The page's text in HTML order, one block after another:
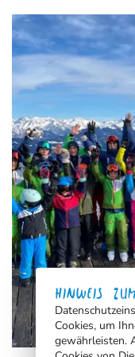
HINWEIS
Cookies, um
gewährleisten.